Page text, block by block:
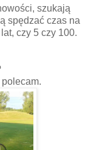
szukają
spędzać czas na
czy 5 czy 100.